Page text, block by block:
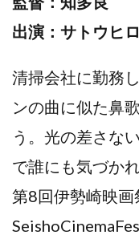
出演：サトウヒ
清掃会社に勤務
ンの曲に似た鼻
う。光の差さな
で誰にも気づか
第8回伊勢崎映画